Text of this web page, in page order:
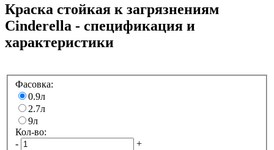
Краска стойкая к загрязнениям
Cinderella - спецификация и
характеристики
Фасовка:
0.9л
2.7л
9л
Кол-во:
-
+